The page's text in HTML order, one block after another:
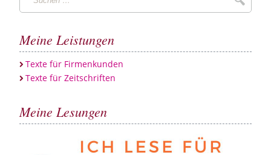
…
Meine Leistungen
Texte für Firmenkunden
Texte für Zeitschriften
Meine Lesungen